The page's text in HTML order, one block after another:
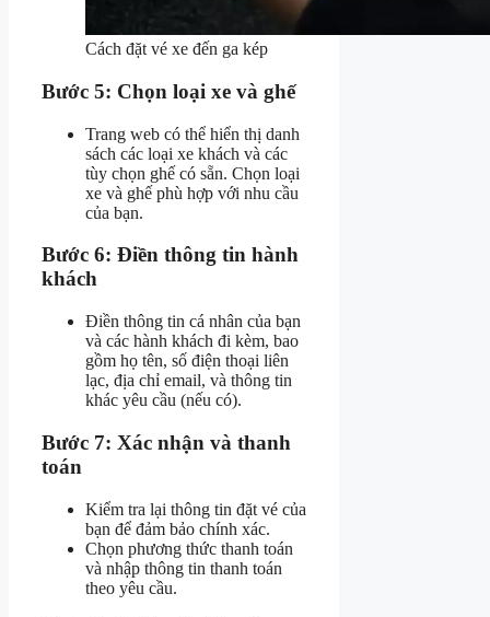
Cách đặt vé xe đến ga kép
Bước 5: Chọn loại xe và ghế
Trang web có thể hiển thị danh
sách các loại xe khách và các
tùy chọn ghế có sẵn. Chọn loại
xe và ghế phù hợp với nhu cầu
của bạn.
Bước 6: Điền thông tin hành
khách
Điền thông tin cá nhân của bạn
và các hành khách đi kèm, bao
gồm họ tên, số điện thoại liên
lạc, địa chỉ email, và thông tin
khác yêu cầu (nếu có).
Bước 7: Xác nhận và thanh
toán
Kiểm tra lại thông tin đặt vé của
bạn để đảm bảo chính xác.
Chọn phương thức thanh toán
và nhập thông tin thanh toán
theo yêu cầu.